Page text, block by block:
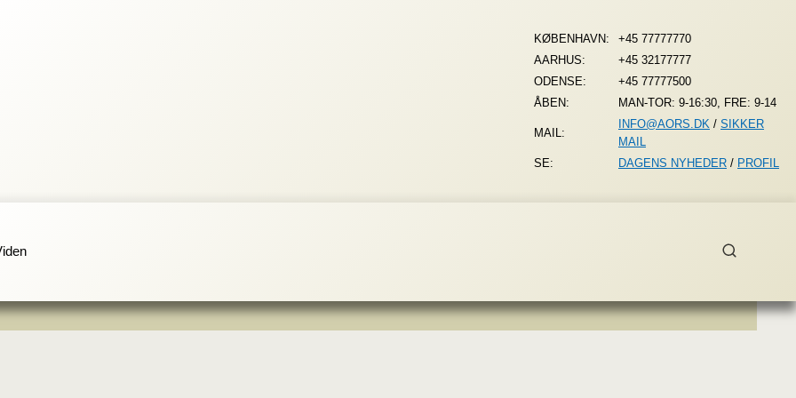
KØBENHAVN:
+45 77777770
AARHUS:
+45 32177777
ODENSE:
+45 77777500
ÅBEN:
MAN-TOR: 9-16:30, FRE: 9-14
MAIL:
INFO@AORS.DK / SIKKER
MAIL
SE:
DAGENS NYHEDER / PROFIL